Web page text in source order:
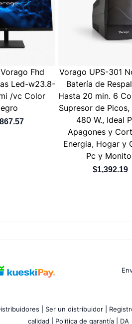
Fhd
Led-w23.8-
/vc Color
Vorago UPS-301
Batería de
Hasta 20 min. 6
Supresor de Picos,
480 W., Ideal
Apagones y
Energia, Hogar y
Pc y
$1,392.19
| Ser un distribuidor |
calidad |
Política de garantía | DA